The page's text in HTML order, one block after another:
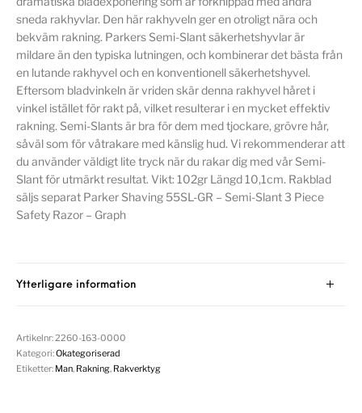
sneda rakhyvlar. Den här rakhyveln ger en otroligt nära och
bekväm rakning. Parkers Semi-Slant säkerhetshyvlar är
mildare än den typiska lutningen, och kombinerar det bästa från
en lutande rakhyvel och en konventionell säkerhetshyvel.
Eftersom bladvinkeln är vriden skär denna rakhyvel håret i
vinkel istället för rakt på, vilket resulterar i en mycket effektiv
rakning. Semi-Slants är bra för dem med tjockare, grövre hår,
såväl som för våtrakare med känslig hud. Vi rekommenderar att
du använder väldigt lite tryck när du rakar dig med vår Semi-
Slant för utmärkt resultat. Vikt: 102gr Längd 10,1cm. Rakblad
säljs separat Parker Shaving 55SL-GR – Semi-Slant 3 Piece
Safety Razor – Graph
Ytterligare information
Artikelnr:2260-163-0000
Kategori:Okategoriserad
Etiketter: Man Rakning Rakverktyg